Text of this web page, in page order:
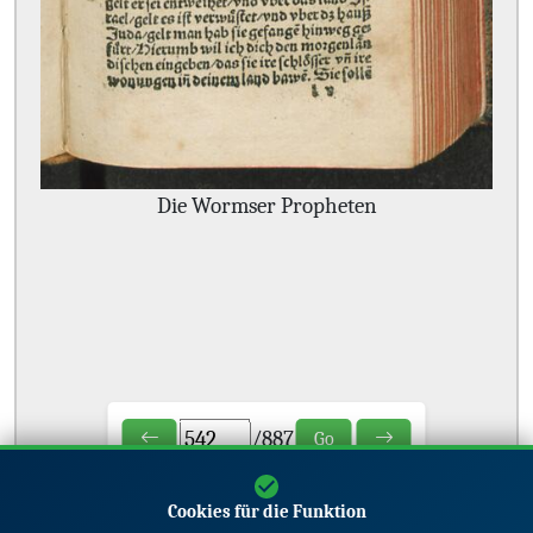
Die Wormser Propheten
/887 Go
Cookies für die Funktion